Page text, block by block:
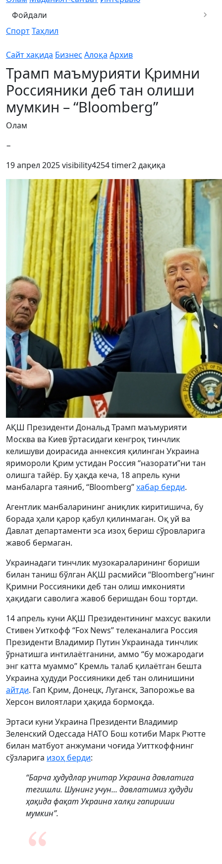
Фойдали
СпортТаҳлил
Сайт хақида Бизнес Алоқа Архив
Трамп маъмурияти Қримни
Россияники деб тан олиши
мумкин – “Bloomberg”
Олам
−
19 апрел 2025visibility4254timer2 дақиқа
АҚШ Президенти Дональд Трамп маъмурияти
Москва ва Киев ўртасидаги кенгроқ тинчлик
келишуви доирасида аннексия қилинган Украина
яримороли Қрим устидан Россия “назорати”ни тан
олишга тайёр. Бу ҳақда кеча, 18 апрель куни
манбаларга таяниб, “Bloomberg”хабар берди.
Агентлик манбаларининг аниқлик киритишича, бу
борада ҳали қарор қабул қилинмаган. Оқ уй ва
Давлат департаменти эса изоҳ бериш сўровларига
жавоб бермаган.
Украинадаги тинчлик музокараларининг бориши
билан таниш бўлган АҚШ расмийси “Bloomberg”нинг
Қримни Россияники деб тан олиш имконияти
ҳақидаги саволига жавоб беришдан бош тортди.
14 апрель куни АҚШ Президентининг махсус вакили
Стивен Уиткофф “Fox News” телеканалига Россия
Президенти Владимир Путин Украинада тинчлик
ўрнатишга интилаётганини, аммо “бу можародаги
энг катта муаммо” Кремль талаб қилаётган бешта
Украина ҳудуди Россияники деб тан олинишини
айтди. Гап Қрим, Донецк, Луганск, Запорожье ва
Херсон вилоятлари ҳақида бормоқда.
Эртаси куни Украина Президенти Владимир
Зеленский Одессада НАТО Бош котиби Марк Рютте
билан матбуот анжумани чоғида Уитткоффнинг
сўзларига изоҳ берди:
“Барча ҳудудлар унитар Украина давлатига
тегишли. Шунинг учун... давлатимиз ҳудуди
ҳақида фақат Украина халқи гапириши
мумкин”.